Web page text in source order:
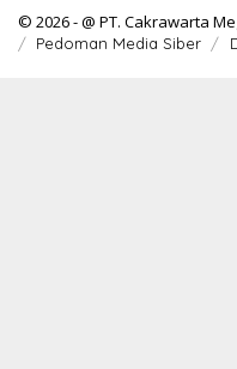
© 2026 - @ PT. Cakrawarta
Pedoman Media Siber